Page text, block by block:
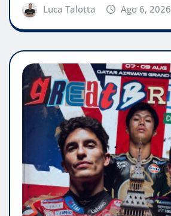
Luca Talotta Ago 6, 2026